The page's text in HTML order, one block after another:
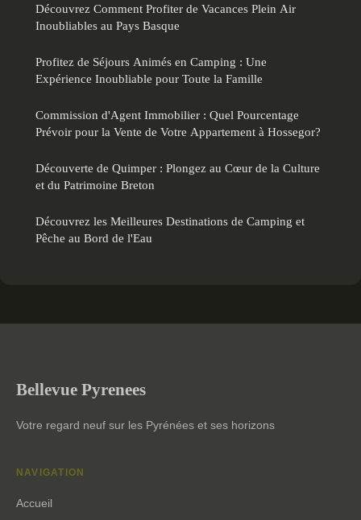
Découvrez Comment Profiter de Vacances Plein Air
Inoubliables au Pays Basque
Profitez de Séjours Animés en Camping : Une
Expérience Inoubliable pour Toute la Famille
Commission d'Agent Immobilier : Quel Pourcentage
Prévoir pour la Vente de Votre Appartement à Hossegor?
Découverte de Quimper : Plongez au Cœur de la Culture
et du Patrimoine Breton
Découvrez les Meilleures Destinations de Camping et
Pêche au Bord de l'Eau
Bellevue Pyrenees
Votre regard neuf sur les Pyrénées et ses horizons
NAVIGATION
Accueil